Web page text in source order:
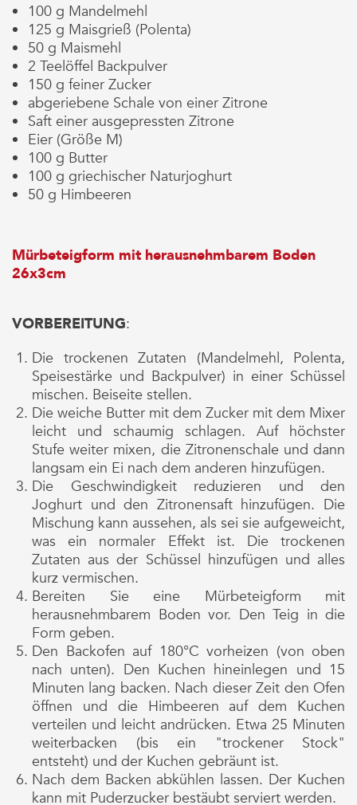
100 g Mandelmehl
125 g Maisgrieß (Polenta)
50 g Maismehl
2 Teelöffel Backpulver
150 g feiner Zucker
abgeriebene Schale von einer Zitrone
Saft einer ausgepressten Zitrone
Eier (Größe M)
100 g Butter
100 g griechischer Naturjoghurt
50 g Himbeeren
Mürbeteigform mit herausnehmbarem Boden
26x3cm
VORBEREITUNG:
Die trockenen Zutaten (Mandelmehl, Polenta,
Speisestärke und Backpulver) in einer Schüssel
mischen. Beiseite stellen.
Die weiche Butter mit dem Zucker mit dem Mixer
leicht und schaumig schlagen. Auf höchster
Stufe weiter mixen, die Zitronenschale und dann
langsam ein Ei nach dem anderen hinzufügen.
Die Geschwindigkeit reduzieren und den
Joghurt und den Zitronensaft hinzufügen. Die
Mischung kann aussehen, als sei sie aufgeweicht,
was ein normaler Effekt ist. Die trockenen
Zutaten aus der Schüssel hinzufügen und alles
kurz vermischen.
Bereiten Sie eine Mürbeteigform mit
herausnehmbarem Boden vor. Den Teig in die
Form geben.
Den Backofen auf 180°C vorheizen (von oben
nach unten). Den Kuchen hineinlegen und 15
Minuten lang backen. Nach dieser Zeit den Ofen
öffnen und die Himbeeren auf dem Kuchen
verteilen und leicht andrücken. Etwa 25 Minuten
weiterbacken (bis ein "trockener Stock"
entsteht) und der Kuchen gebräunt ist.
Nach dem Backen abkühlen lassen. Der Kuchen
kann mit Puderzucker bestäubt serviert werden.